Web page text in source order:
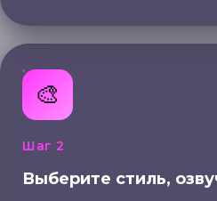
🎨
Шаг 2
Выберите стиль,
Выберите стиль, озвучку